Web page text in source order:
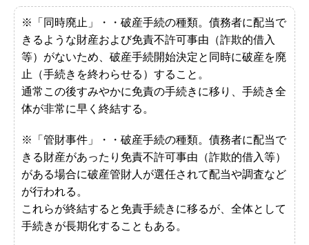
※「同時廃止」・・ 破産手続の種類。債務者に配当で
きるような財産および免責不許可事由（詐欺的借入
等）がないため、破産手続開始決定と同時に破産を廃
止（手続きを終わらせる）すること。
通常この後すみやかに免責の手続きに移り、手続き全
体が非常に早く終結する。
※「管財事件」・・ 破産手続の種類。債務者に配当で
きる財産があったり免責不許可事由（詐欺的借入等）
がある場合に破産管財人が選任されて配当や調査など
が行われる。
これらが終結すると免責手続きに移るが、全体として
手続きが長期化することもある。